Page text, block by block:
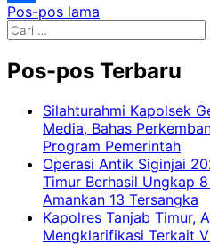
Mail
Share
Navigasi
pos
Pos-pos lama
Cari
Pos-pos Terbaru
Silahturahmi Kapolsek
Media, Bahas
Program Pemerintah
Operasi Antik Siginjai
Timur Berhasil Ungkap
Amankan 13 Tersangka
Kapolres Tanjab Timur,
Mengklarifikasi Terkait